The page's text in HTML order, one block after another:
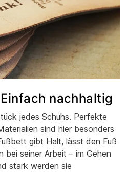
nachhaltig
jedes Schuhs. Perfekte
sind hier besonders
gibt Halt, lässt den Fuß
bei seiner Arbeit – im Gehen
stark werden sie